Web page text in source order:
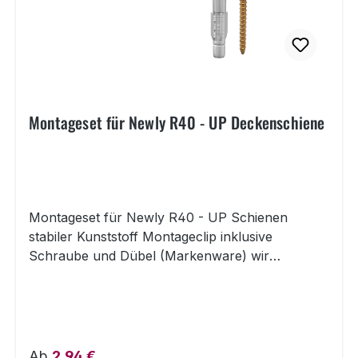
Schrauben, Dübel, Befestigungs-Clips) und
Montageset für Newly R40 - UP Deckenschiene
Montageset für Newly R40 - UP Schienen
stabiler Kunststoff Montageclip inklusive
Schraube und Dübel (Markenware) wir
Newly Deckenschiene R40 - UP. Die